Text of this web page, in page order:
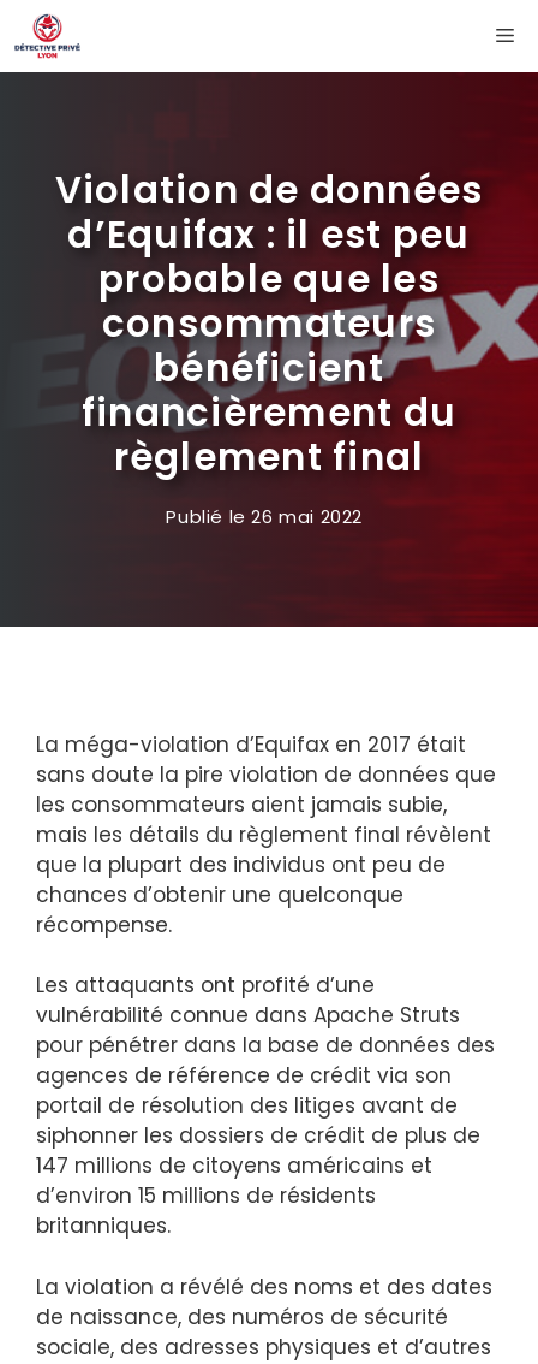
Aller
au
contenu
Violation de données
d’Equifax : il est peu
probable que les
consommateurs
bénéficient
financièrement du
règlement final
Publié le26 mai 2022
La méga-violation d’Equifax en 2017 était
sans doute la pire violation de données que
les consommateurs aient jamais subie,
mais les détails du règlement final révèlent
que la plupart des individus ont peu de
chances d’obtenir une quelconque
récompense.
Les attaquants ont profité d’une
vulnérabilité connue dans Apache Struts
pour pénétrer dans la base de données des
agences de référence de crédit via son
portail de résolution des litiges avant de
siphonner les dossiers de crédit de plus de
147 millions de citoyens américains et
d’environ 15 millions de résidents
britanniques.
La violation a révélé des noms et des dates
de naissance, des numéros de sécurité
sociale, des adresses physiques et d’autres